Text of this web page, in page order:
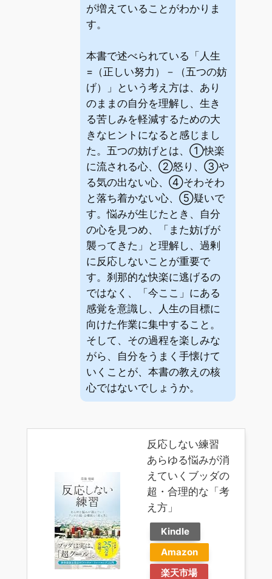
が増えていることがわかりま
す。
本書で述べられている「人生
=（正しい努力）－（五つの妨
げ）」という考え方は、あり
のままの自分を理解し、生き
る苦しみを軽減するための大
きなヒントになると感じまし
た。五つの妨げとは、①快楽
に流される心、②怒り、③や
る気の出ない心、④そわそわ
と落ち着かない心、⑤疑いで
す。悩みが生じたとき、自分
の心を見つめ、「また妨げが
襲ってきた」と理解し、過剰
に反応しないことが重要で
す。刹那的な快楽に逃げるの
ではなく、「今ここ」にある
感覚を意識し、人生の目標に
向けた作業に集中すること。
そして、その過程を楽しみな
がら、自分をうまく手懐けて
いくことが、本書の教えの核
心ではないでしょうか。
反応しない練習
あらゆる悩みが消
えていくブッダの
超・合理的な「考
え方」
Kindle
Amazon
楽天市場